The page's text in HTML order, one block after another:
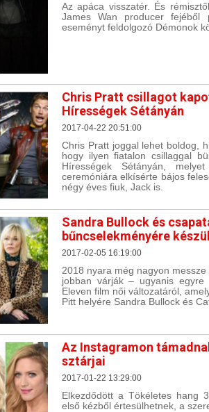
Az apáca visszatér. És
James Wan producer
eseményt feldolgozó Démonok
Chris Pratt csillagot
Hírességek Sétányán
2017-04-22 20:51:00
Chris Pratt joggal lehet boldog,
hogy ilyen fiatalon csillaggal
Hírességek Sétányán,
ceremóniára elkísérte bájos
négy éves fiuk, Jack is.
Sandra Bullock és
bűncselekményére
2017-02-05 16:19:00
2018 nyara még nagyon
jobban várják – ugyanis
Eleven film női változatáról,
Pitt helyére Sandra Bullock és
Az Instagramon
sztárjai
2017-01-22 13:29:00
Elkezdődött a Tökéletes hang
első kézből értesülhetnek, a